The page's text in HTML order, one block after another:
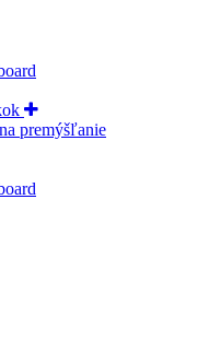
premýšľanie